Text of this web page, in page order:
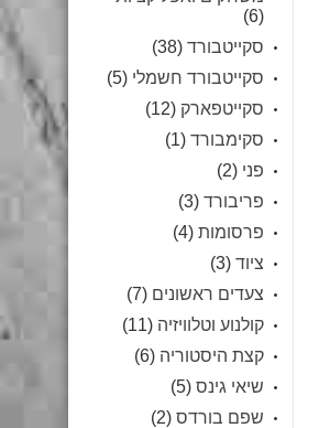
(6)
סקייטבורד (38)
סקייטבורד חשמלי (5)
סקייטפארק (12)
סקימבורד (1)
פני (2)
פריבורד (3)
פרסומות (4)
ציוד (3)
צעדים ראשונים (7)
קולנוע וטלוויזיה (11)
קצת היסטוריה (6)
שיאי גינס (5)
שפם בורדס (2)